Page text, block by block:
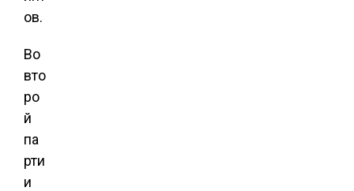
ов.
Во
вто
ро
й
па
рти
и